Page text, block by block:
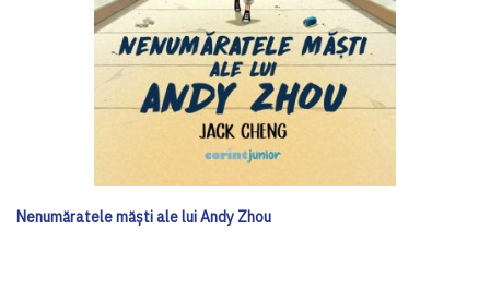
Nenumăratele măști ale lui Andy Zhou